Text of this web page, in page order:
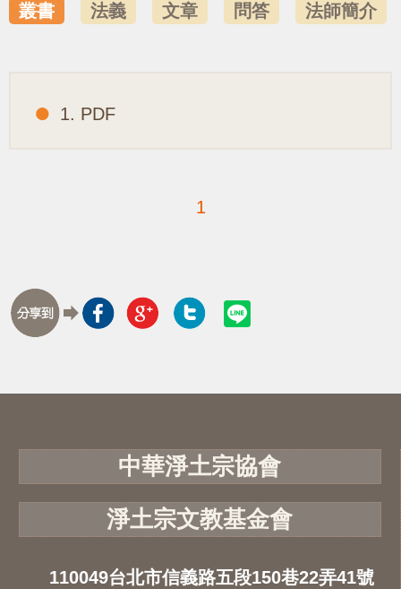
叢書 法義 文章 問答 法師簡介
1. PDF
1
中華淨土宗協會
淨土宗文教基金會
110049台北市信義路五段150巷22弄41號